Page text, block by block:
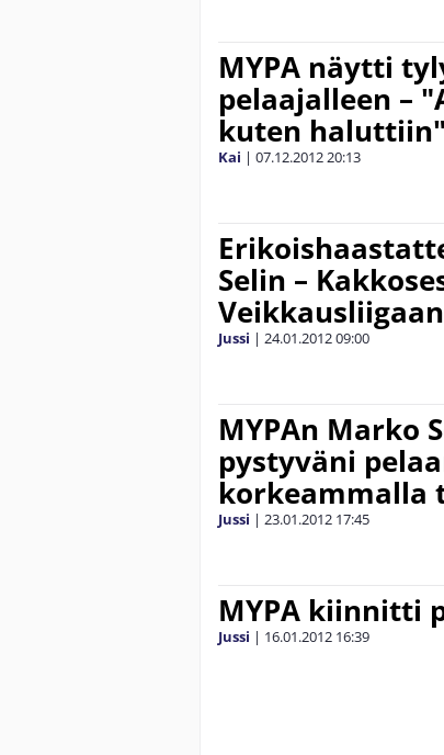
MYPA näytti
pelaajalleen –
kuten haluttiin"
Kai | 07.12.201220:13
Selin –
Veikkausliigaan
Jussi | 24.01.201209:00
MYPAn Marko
pystyväni
korkeammalla
Jussi | 23.01.2012 17:45
MYPA kiinnitti
Jussi | 16.01.2012 16:39